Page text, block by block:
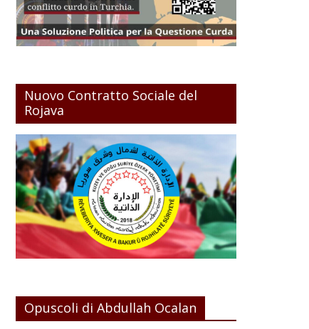
Nuovo Contratto Sociale del
Rojava
Opuscoli di Abdullah Ocalan